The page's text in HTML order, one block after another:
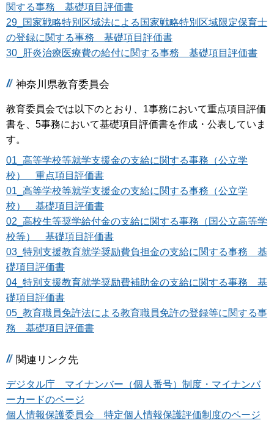
関する事務 基礎項目評価書
29_国家戦略特別区域法による国家戦略特別区域限定保育士
の登録に関する事務 基礎項目評価書
30_肝炎治療医療費の給付に関する事務 基礎項目評価書
神奈川県教育委員会
教育委員会では以下のとおり、1事務において重点項目評価
書を、5事務において基礎項目評価書を作成・公表していま
す。
01_高等学校等就学支援金の支給に関する事務（公立学
校） 重点項目評価書
01_高等学校等就学支援金の支給に関する事務（公立学
校） 基礎項目評価書
02_高校生等奨学給付金の支給に関する事務（国公立高等学
校等） 基礎項目評価書
03_特別支援教育就学奨励費負担金の支給に関する事務 基
礎項目評価書
04_特別支援教育就学奨励費補助金の支給に関する事務 基
礎項目評価書
05_教育職員免許法による教育職員免許の登録等に関する事
務 基礎項目評価書
関連リンク先
デジタル庁 マイナンバー（個人番号）制度・マイナンバ
ーカードのページ
個人情報保護委員会 特定個人情報保護評価制度のページ